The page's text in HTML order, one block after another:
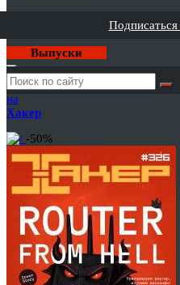
Выпуски
Годовая
подписка
на
Хакер
-50%